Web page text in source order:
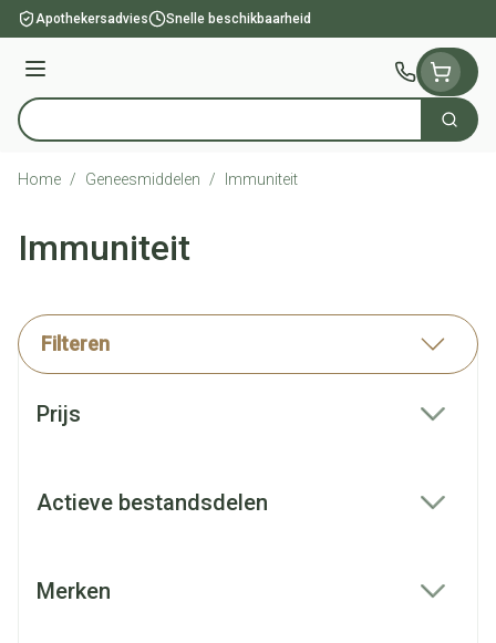
Ga naar de inhoud
Apothekersadvies Snelle beschikbaarheid
Menu
Product, merk, categorie... Zoek
Home / Geneesmiddelen / Immuniteit
Immuniteit
Filteren
Prijs
Actieve bestandsdelen
Merken